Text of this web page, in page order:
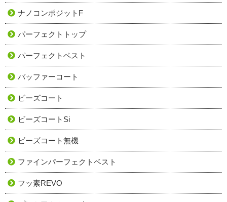
ナノコンポジットF
パーフェクトトップ
パーフェクトベスト
バッファーコート
ビーズコート
ビーズコートSi
ビーズコート無機
ファインパーフェクトベスト
フッ素REVO